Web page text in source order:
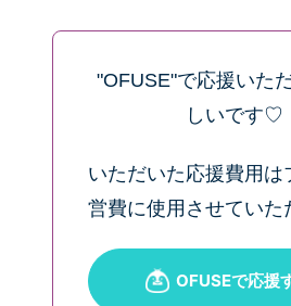
"OFUSE"で応援いた
しいです♡
いただいた応援費用は
営費に使用させていた